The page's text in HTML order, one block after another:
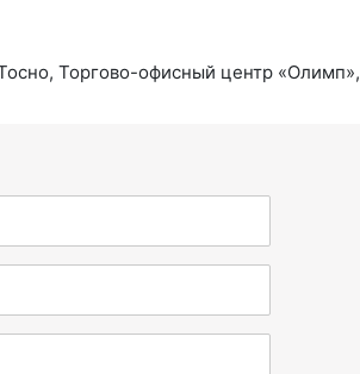
Торгово-офисный центр «Олимп»,